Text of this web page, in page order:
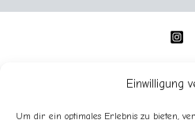
Einwilligung
Um dir ein optimales Erlebnis zu bieten,